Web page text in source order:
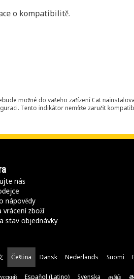
o kompatibilitě.
možné do vašeho zařízení Cat
Tento indikátor nemůže zaručit
nás
nápovědy
vrácení zboží
stav objednávky
Čeština Dansk Nederlands Suomi
Español (Latino) Svenska தமிழ்